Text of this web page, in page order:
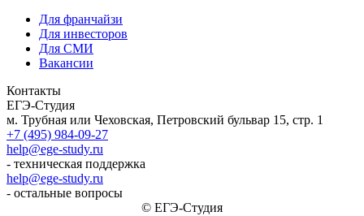
Для франчайзи
Для инвесторов
Для СМИ
Вакансии
Контакты
ЕГЭ-Студия
м. Трубная или Чеховская, Петровский бульвар 15, стр. 1
+7 (495) 984-09-27
help@ege-study.ru
- техническая поддержка
help@ege-study.ru
- остальные вопросы
© ЕГЭ-Студия